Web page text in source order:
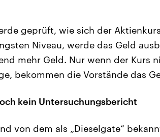
geprüft, wie sich der
Niveau, werde das Geld
mehr Geld. Nur wenn der Kurs
bekommen die Vorstände das
kein Untersuchungsbericht
von dem als „Dieselgate“